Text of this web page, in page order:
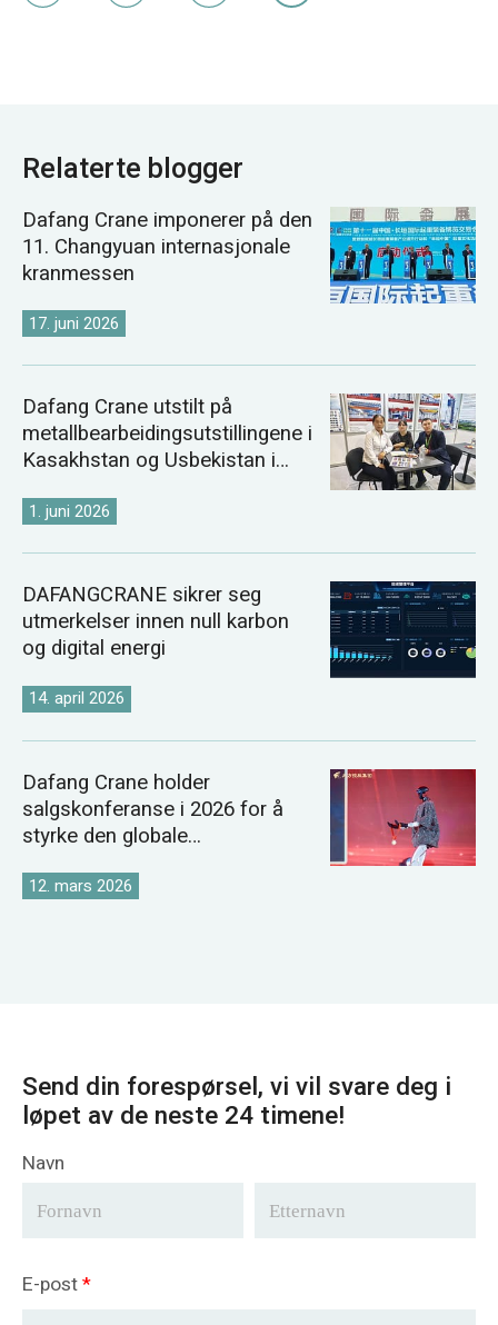
Relaterte blogger
Dafang Crane imponerer på den
11. Changyuan internasjonale
kranmessen
17. juni 2026
Dafang Crane utstilt på
metallbearbeidingsutstillingene i
Kasakhstan og Usbekistan i
1. juni 2026
DAFANGCRANE sikrer seg
utmerkelser innen null karbon
og digital energi
14. april 2026
Dafang Crane holder
salgskonferanse i 2026 for å
styrke den globale
12. mars 2026
Send din forespørsel, vi vil svare deg i
løpet av de neste 24 timene!
Navn
E-post*